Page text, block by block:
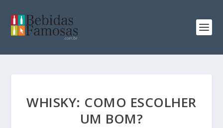
WHISKY: COMO ESCOLHER
UM BOM?